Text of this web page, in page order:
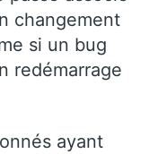
changement
si un bug
redémarrage
ayant